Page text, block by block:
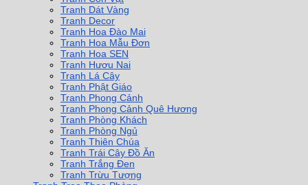
Tranh Dát Vàng
Tranh Decor
Tranh Hoa Đào Mai
Tranh Hoa Mẫu Đơn
Tranh Hoa SEN
Tranh Hươu Nai
Tranh Lá Cây
Tranh Phật Giáo
Tranh Phong Cảnh
Tranh Phong Cảnh Quê Hương
Tranh Phòng Khách
Tranh Phòng Ngủ
Tranh Thiên Chúa
Tranh Trái Cây Đồ Ăn
Tranh Trắng Đen
Tranh Trừu Tượng